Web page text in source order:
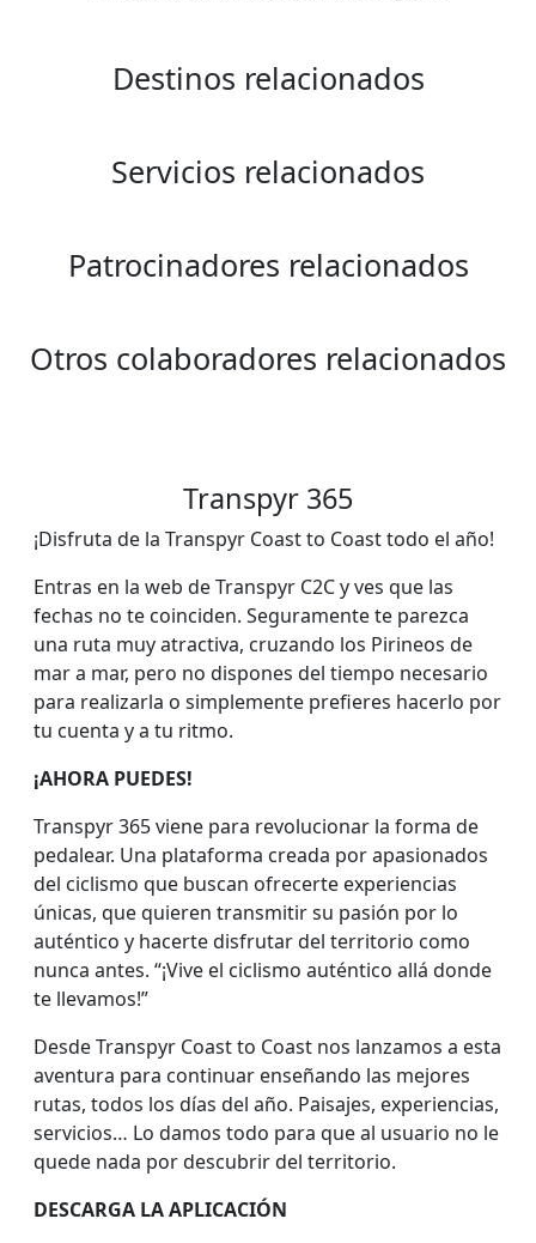
Destinos relacionados
Servicios relacionados
Patrocinadores relacionados
Otros colaboradores relacionados
Transpyr 365
¡Disfruta de la Transpyr Coast to Coast todo el año!
Entras en la web de Transpyr C2C y ves que las
fechas no te coinciden. Seguramente te parezca
una ruta muy atractiva, cruzando los Pirineos de
mar a mar, pero no dispones del tiempo necesario
para realizarla o simplemente prefieres hacerlo por
tu cuenta y a tu ritmo.
¡AHORA PUEDES!
Transpyr 365 viene para revolucionar la forma de
pedalear. Una plataforma creada por apasionados
del ciclismo que buscan ofrecerte experiencias
únicas, que quieren transmitir su pasión por lo
auténtico y hacerte disfrutar del territorio como
nunca antes. “¡Vive el ciclismo auténtico allá donde
te llevamos!”
Desde Transpyr Coast to Coast nos lanzamos a esta
aventura para continuar enseñando las mejores
rutas, todos los días del año. Paisajes, experiencias,
servicios… Lo damos todo para que al usuario no le
quede nada por descubrir del territorio.
DESCARGA LA APLICACIÓN